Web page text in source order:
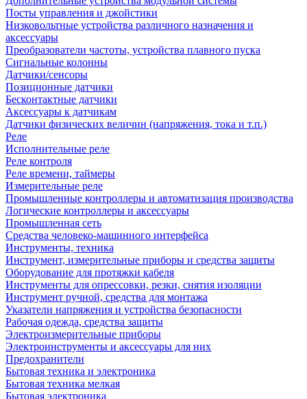
Посты управления и джойстики
Низковольтные устройства различного назначения и
аксессуары
Преобразователи частоты, устройства плавного пуска
Сигнальные колонны
Датчики/сенсоры
Позиционные датчики
Бесконтактные датчики
Аксессуары к датчикам
Датчики физических величин (напряжения, тока и т.п.)
Реле
Исполнительные реле
Реле контроля
Реле времени, таймеры
Измерительные реле
Промышленные контроллеры и автоматизация производства
Логические контроллеры и аксессуары
Промышленная сеть
Средства человеко-машинного интерфейса
Инструменты, техника
Инструмент, измерительные приборы и средства защиты
Оборудование для протяжки кабеля
Инструменты для опрессовки, резки, снятия изоляции
Инструмент ручной, средства для монтажа
Указатели напряжения и устройства безопасности
Рабочая одежда, средства защиты
Электроизмерительные приборы
Электроинструменты и аксессуары для них
Предохранители
Бытовая техника и электроника
Бытовая техника мелкая
Бытовая электроника